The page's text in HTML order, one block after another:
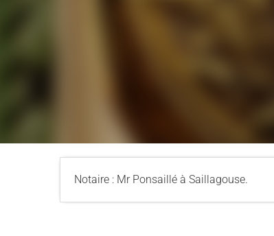
Notaire : Mr Ponsaillé à Saillagouse.